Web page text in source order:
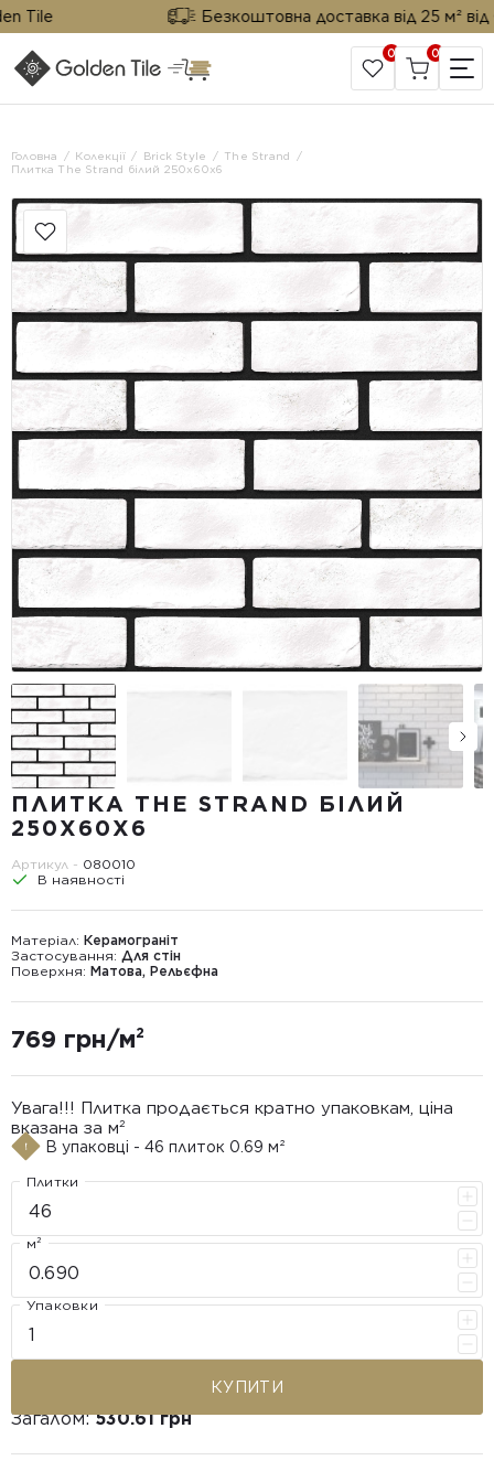
Безкоштовна доставка від 25 м² від
САЙТ КОМПАНІЇ
0 0
Головна Колекції Brick Style
The Strand
Плитка The Strand білий 250х60х6
ПЛИТКА THE STRAND БІЛИЙ
250Х60Х6
Артикул - 080010
В наявності
Матеріал: Керамограніт
Застосування: Для стін
Поверхня: Матова, Рельєфна
769 грн/м²
Увага!!! Плитка продається кратно упаковкам, ціна
вказана за м²
В упаковці - 46 плиток 0.69 м²
Плитки
м²
Упаковки
КУПИТИ
Загалом:530.61 грн